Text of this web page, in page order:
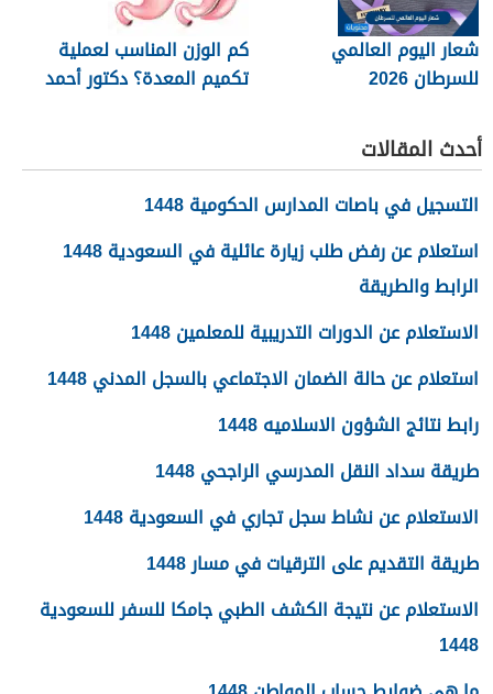
شعار اليوم العالمي
للسرطان 2026
كم الوزن المناسب لعملية
تكميم المعدة؟ دكتور أحمد
أحدث المقالات
التسجيل في باصات المدارس الحكومية 1448
استعلام عن رفض طلب زيارة عائلية في السعودية 1448
الرابط والطريقة
الاستعلام عن الدورات التدريبية للمعلمين 1448
استعلام عن حالة الضمان الاجتماعي بالسجل المدني 1448
رابط نتائج الشؤون الاسلاميه 1448
طريقة سداد النقل المدرسي الراجحي 1448
الاستعلام عن نشاط سجل تجاري في السعودية 1448
طريقة التقديم على الترقيات في مسار 1448
الاستعلام عن نتيجة الكشف الطبي جامكا للسفر للسعودية
1448